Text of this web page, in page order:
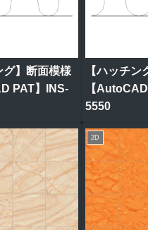
グ】断面模様
PAT】INS-
【ハッチン
【
5550
2D